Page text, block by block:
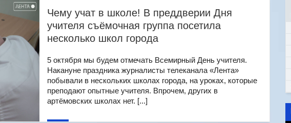
Чему учат в школе! В преддверии Дня
учителя съёмочная группа посетила
несколько школ города
5 октября мы будем отмечать Всемирный День учителя.
Накануне праздника журналисты телеканала «Лента»
побывали в нескольких школах города, на уроках, которые
преподают опытные учителя. Впрочем, других в
артёмовских школах нет. [...]